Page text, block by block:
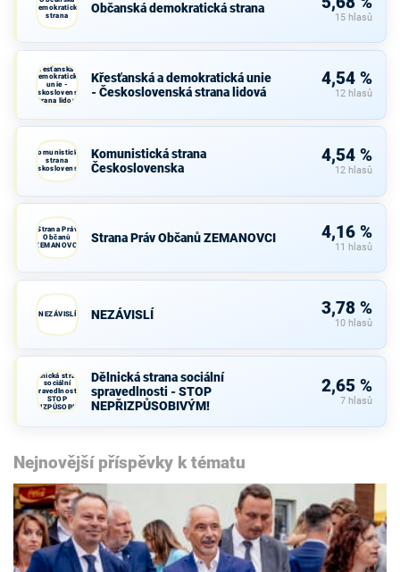
demokratická
strana
Občanská demokratická strana
15 hlasů
Křesťanská a
demokratická
unie -
Československá
strana lidová
Křesťanská a demokratická unie
- Československá strana lidová
4,54 %
12 hlasů
Komunistická
strana
Československa
Komunistická strana
Československa
4,54 %
12 hlasů
Strana Práv
Občanů
ZEMANOVCI
Strana Práv Občanů ZEMANOVCI 4,16 %
11 hlasů
NEZÁVISLÍ NEZÁVISLÍ 3,78 %
10 hlasů
Dělnická strana
sociální
spravedlnosti -
STOP
NEPŘIZPŮSOBIVÝM!
Dělnická strana sociální
spravedlnosti - STOP
NEPŘIZPŮSOBIVÝM!
2,65 %
7 hlasů
Nejnovější příspěvky k tématu